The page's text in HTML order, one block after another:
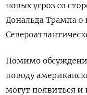
новых угроз со
Дональда Трампа о
Помимо
поводу
могут появиться